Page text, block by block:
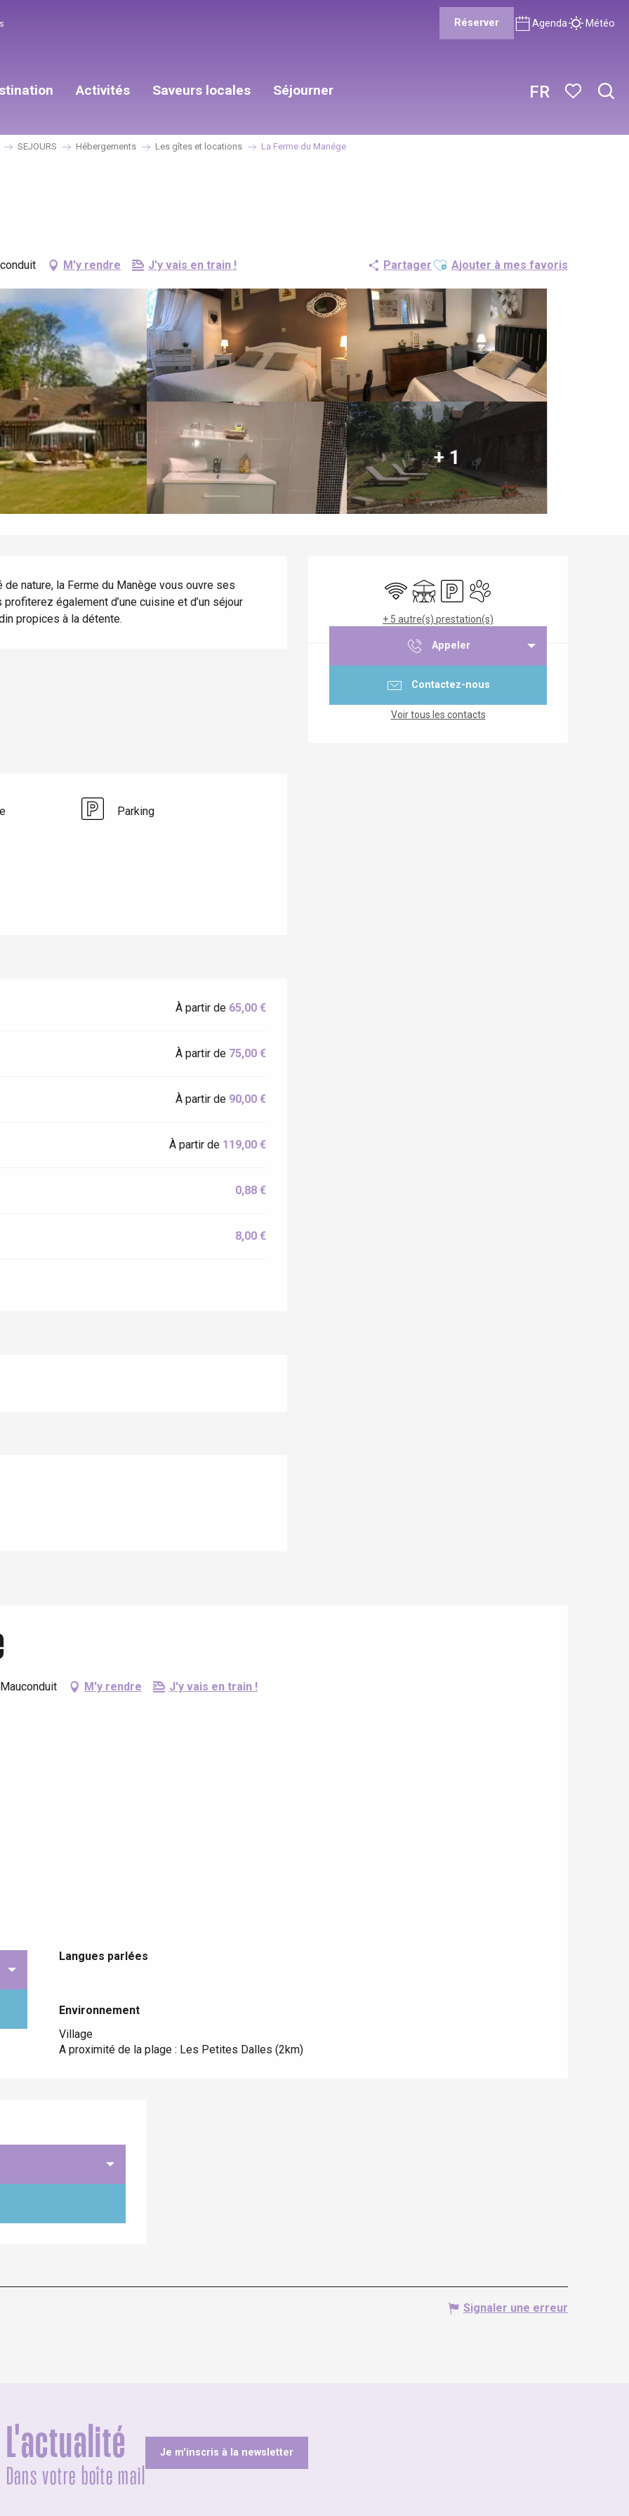
FR
Réserver Agenda Météo
Activités Saveurs locales Séjourner
SEJOURS Hébergements Les gîtes et locations La Ferme du Manége
M'y rendre J'y vais en train ! Partager Ajouter aux favoris
Ajouter à mes favoris
+ 1
Ouverture et coordonnées
WiFi TerrasseParkingAnimaux acceptés
+ 5 autre(s) prestation(s)
Appeler
Contactez-nous
Voir tous les contacts
nature, la Ferme du Manège vous ouvre ses
également d’une cuisine et d’un séjour
propices à la détente.
Parking
À partir de 65,00 €
À partir de 75,00 €
À partir de 90,00 €
À partir de 119,00 €
0,88 €
8,00 €
M'y rendre J'y vais en train !
Langues parlées
Langues parlées
Environnement
Environnement
Village
A proximité de la plage : Les Petites Dalles (2km)
Signaler une erreur
L'actualité
Dans votre boîte mail
Je m'inscris à la newsletter